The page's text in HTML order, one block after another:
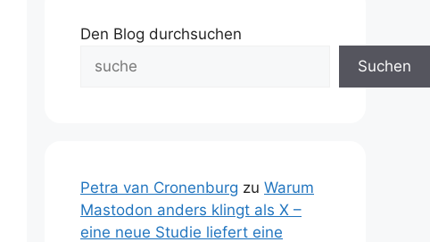
Den Blog durchsuchen
Suchen
Petra van Cronenburg zu Warum
Mastodon anders klingt als X –
eine neue Studie liefert eine